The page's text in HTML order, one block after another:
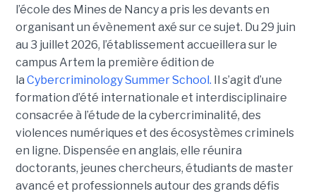
l’école des Mines de Nancy a pris les devants en
organisant un évènement axé sur ce sujet. Du 29 juin
au 3 juillet 2026, l’établissement accueillera sur le
campus Artem la première édition de
la Cybercriminology Summer School. Il s’agit d’une
formation d’été internationale et interdisciplinaire
consacrée à l’étude de la cybercriminalité, des
violences numériques et des écosystèmes criminels
en ligne. Dispensée en anglais, elle réunira
doctorants, jeunes chercheurs, étudiants de master
avancé et professionnels autour des grands défis